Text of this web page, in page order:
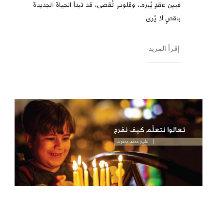
فبين عقدٍ يُبرم، وقلوبٍ تُقصى، قد تبدأ الحياة الجديدة
بنقصٍ لا يُرى
إقرأ المزيد